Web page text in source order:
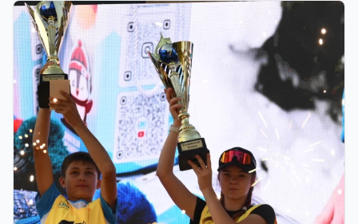
Тренер из Костаная признан лучшим детским
тренером по биатлону